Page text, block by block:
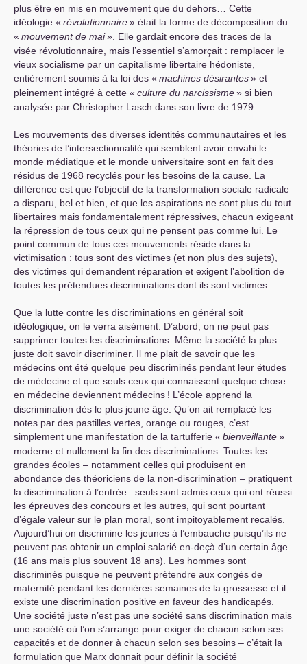
plus être en mis en mouvement que du dehors… Cette
idéologie « révolutionnaire» était la forme de décomposition du
« mouvement de mai». Elle gardait encore des traces de la
visée révolutionnaire, mais l’essentiel s’amorçait : remplacer le
vieux socialisme par un capitalisme libertaire hédoniste,
entièrement soumis à la loi des « machines désirantes» et
pleinement intégré à cette « culture du narcissisme» si bien
analysée par Christopher Lasch dans son livre de 1979.
Les mouvements des diverses identités communautaires et les
théories de l’intersectionnalité qui semblent avoir envahi le
monde médiatique et le monde universitaire sont en fait des
résidus de 1968 recyclés pour les besoins de la cause. La
différence est que l’objectif de la transformation sociale radicale
a disparu, bel et bien, et que les aspirations ne sont plus du tout
libertaires mais fondamentalement répressives, chacun exigeant
la répression de tous ceux qui ne pensent pas comme lui. Le
point commun de tous ces mouvements réside dans la
victimisation : tous sont des victimes (et non plus des sujets),
des victimes qui demandent réparation et exigent l’abolition de
toutes les prétendues discriminations dont ils sont victimes.
Que la lutte contre les discriminations en général soit
idéologique, on le verra aisément. D’abord, on ne peut pas
supprimer toutes les discriminations. Même la société la plus
juste doit savoir discriminer. Il me plait de savoir que les
médecins ont été quelque peu discriminés pendant leur études
de médecine et que seuls ceux qui connaissent quelque chose
en médecine deviennent médecins ! L’école apprend la
discrimination dès le plus jeune âge. Qu’on ait remplacé les
notes par des pastilles vertes, orange ou rouges, c’est
simplement une manifestation de la tartufferie « bienveillante»
moderne et nullement la fin des discriminations. Toutes les
grandes écoles – notamment celles qui produisent en
abondance des théoriciens de la non-discrimination – pratiquent
la discrimination à l’entrée : seuls sont admis ceux qui ont réussi
les épreuves des concours et les autres, qui sont pourtant
d’égale valeur sur le plan moral, sont impitoyablement recalés.
Aujourd’hui on discrimine les jeunes à l’embauche puisqu’ils ne
peuvent pas obtenir un emploi salarié en-deçà d’un certain âge
(16 ans mais plus souvent 18 ans). Les hommes sont
discriminés puisque ne peuvent prétendre aux congés de
maternité pendant les dernières semaines de la grossesse et il
existe une discrimination positive en faveur des handicapés.
Une société juste n’est pas une société sans discrimination mais
une société où l’on s’arrange pour exiger de chacun selon ses
capacités et de donner à chacun selon ses besoins – c’était la
formulation que Marx donnait pour définir la société